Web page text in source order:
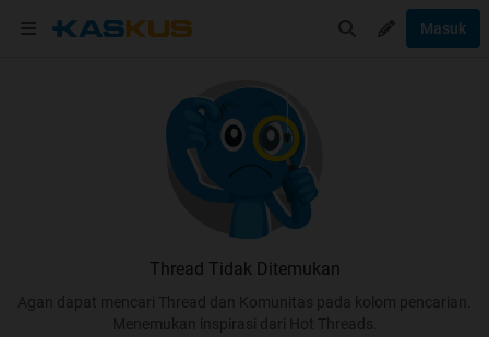
Masuk
Thread Tidak Ditemukan
Agan dapat mencari Thread dan Komunitas pada kolom pencarian.
Menemukan inspirasi dari Hot Threads.